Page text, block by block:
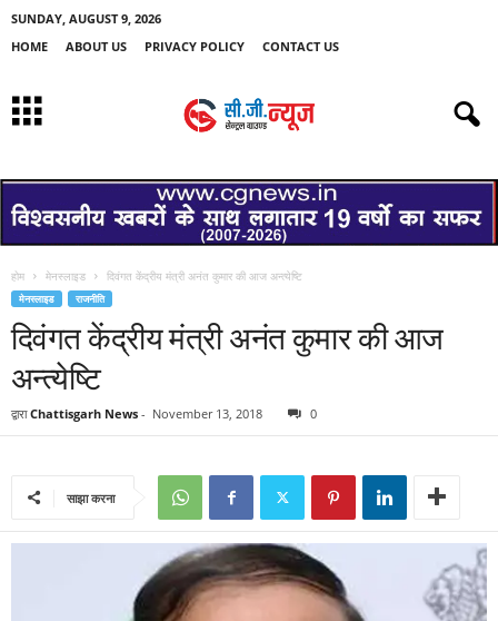
SUNDAY, AUGUST 9, 2026
HOME
ABOUT US PRIVACY POLICY CONTACT US
होम मेनस्लाइड दिवंगत केंद्रीय मंत्री अनंत कुमार की आज अन्त्येष्टि
मेनस्लाइड राजनीति
दिवंगत केंद्रीय मंत्री अनंत कुमार की आज
अन्त्येष्टि
द्वारा Chattisgarh News - November 13, 2018 0
साझा करना